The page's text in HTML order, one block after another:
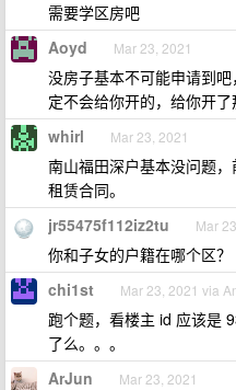
需要学区房吧
Aoyd Mar 23, 2021
没房子基本不可能申请到
定不会给你开的，给你开了
whirl Mar 23, 2021
南山福田深户基本没问题
租赁合同。
jr55475f112iz2tu Mar
你和子女的户籍在哪个区？
chi1st Mar 23, 2021 via
跑个题，看楼主 id 应该是
了么。。。
ArJun Mar 23, 2021